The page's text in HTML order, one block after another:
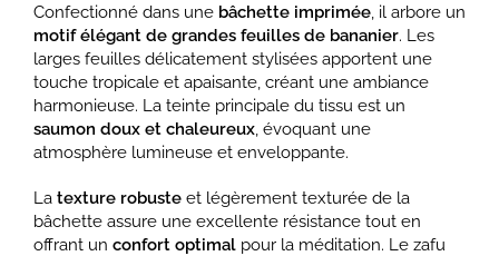
Confectionné dans une bâchette imprimée, il arbore un
motif élégant de grandes feuilles de bananier. Les
larges feuilles délicatement stylisées apportent une
touche tropicale et apaisante, créant une ambiance
harmonieuse. La teinte principale du tissu est un
saumon doux et chaleureux, évoquant une
atmosphère lumineuse et enveloppante.
La texture robuste et légèrement texturée de la
bâchette assure une excellente résistance tout en
offrant un confort optimal pour la méditation. Le zafu